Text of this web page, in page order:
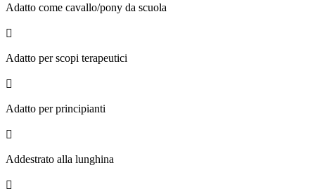
Adatto come cavallo/pony da scuola

Adatto per scopi terapeutici

Adatto per principianti

Addestrato alla lunghina
